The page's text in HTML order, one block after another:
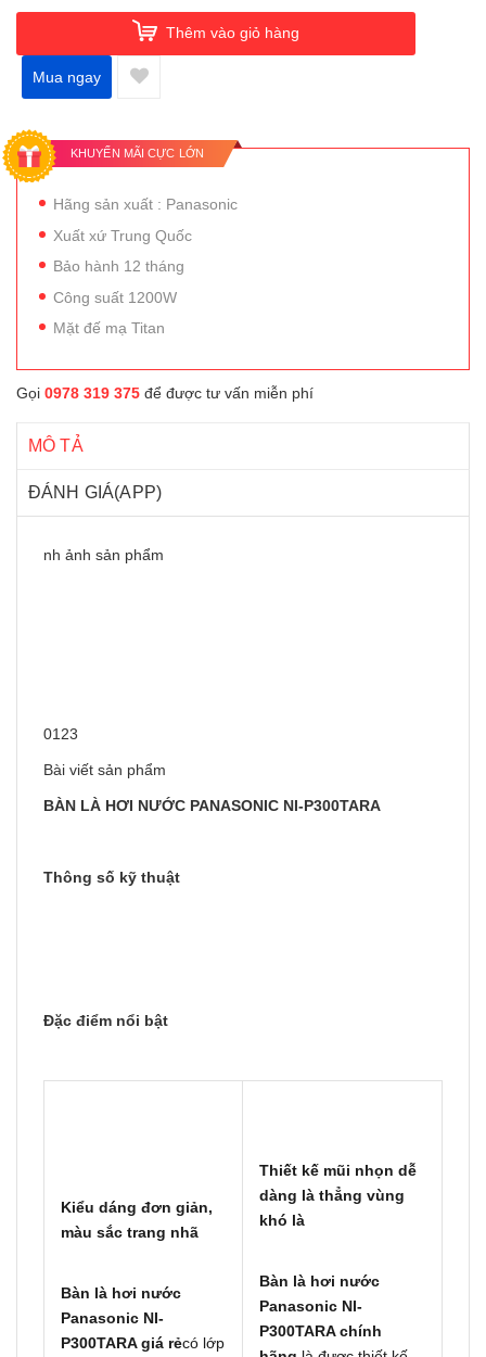
Thêm vào giỏ hàng
Mua ngay
KHUYẾN MÃI CỰC LỚN
Hãng sản xuất : Panasonic
Xuất xứ Trung Quốc
Bảo hành 12 tháng
Công suất 1200W
Mặt đế mạ Titan
Gọi 0978 319 375 để được tư vấn miễn phí
MÔ TẢ
ĐÁNH GIÁ(APP)
nh ảnh sản phẩm
01 23
Bài viết sản phẩm
BÀN LÀ HƠI NƯỚC PANASONIC NI-P300TARA
Thông số kỹ thuật
Đặc điểm nổi bật
Kiểu dáng đơn giản,
màu sắc trang nhã
Bàn là hơi nước
Panasonic NI-
P300TARA giá rẻcó lớp
Thiết kế mũi nhọn dễ
dàng là thẳng vùng
khó là
Bàn là hơi nước
Panasonic NI-
P300TARA chính